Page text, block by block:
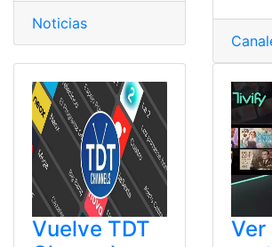
Noticias
Vuelve TDT
Ver